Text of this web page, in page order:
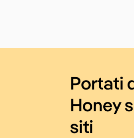
Portati
Honey
siti